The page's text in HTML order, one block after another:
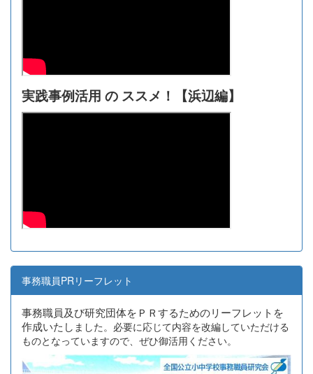
実践事例活用 の ススメ！【浜辺編】
事務職員PRリーフレット
事務職員及び研究団体をＰＲするためのリーフレットを
作成いたし ました。必要に応じて内容を改編していただける
ものとなっていますので、ぜひ御活用ください。